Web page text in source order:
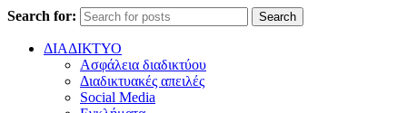
Search for: Search
ΔΙΑΔΙΚΤΥΟ
Ασφάλεια διαδικτύου
Διαδικτυακές απειλές
Social Media